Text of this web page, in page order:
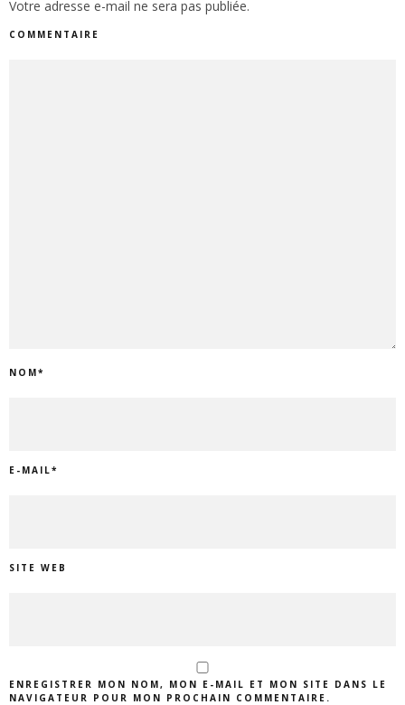
Votre adresse e-mail ne sera pas publiée.
COMMENTAIRE
NOM*
E-MAIL*
SITE WEB
ENREGISTRER MON NOM, MON E-MAIL ET MON SITE DANS LE
NAVIGATEUR POUR MON PROCHAIN COMMENTAIRE.